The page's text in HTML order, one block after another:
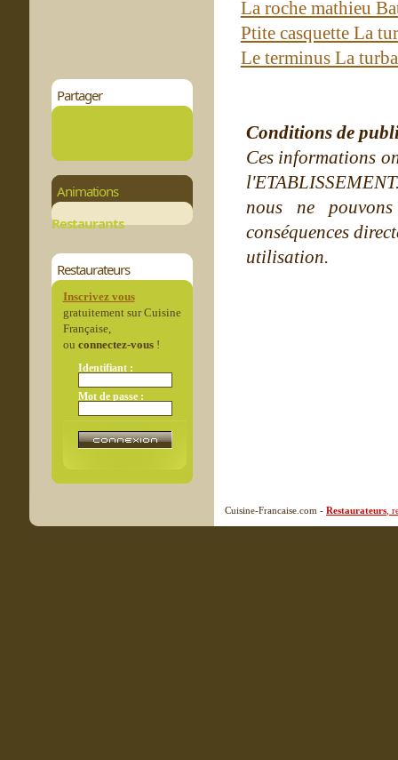
Partager
Animations
Restaurants
Restaurateurs
Inscrivez vous
gratuitement sur Cuisine
Française,
ou connectez-vous!
Identifiant :
Mot de passe :
La roche mathieu
Ptite casquette La
Le terminus La
Conditions de
Ces informations
nous ne
conséquences
utilisation.
Cuisine-Francaise.com - Restaurateurs ,